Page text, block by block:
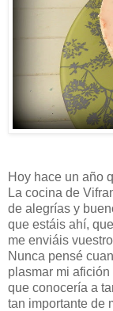
Hoy hace un año
La cocina de
de alegrías y
que estáis ahí,
me enviáis
Nunca pensé
plasmar mi
que conocería a
tan importante de